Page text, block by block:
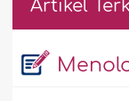
Artikel